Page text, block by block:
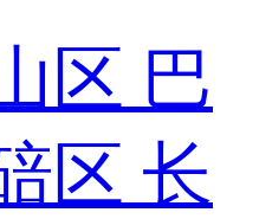
区 巴
区 长